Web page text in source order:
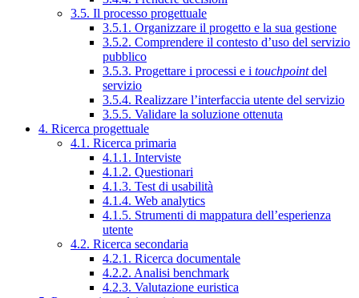
3.5. Il processo progettuale
3.5.1. Organizzare il progetto e la sua gestione
3.5.2. Comprendere il contesto d’uso del servizio
pubblico
3.5.3. Progettare i processi e i touchpointdel
servizio
3.5.4. Realizzare l’interfaccia utente del servizio
3.5.5. Validare la soluzione ottenuta
4. Ricerca progettuale
4.1. Ricerca primaria
4.1.1. Interviste
4.1.2. Questionari
4.1.3. Test di usabilità
4.1.4. Web analytics
4.1.5. Strumenti di mappatura dell’esperienza
utente
4.2. Ricerca secondaria
4.2.1. Ricerca documentale
4.2.2. Analisi benchmark
4.2.3. Valutazione euristica